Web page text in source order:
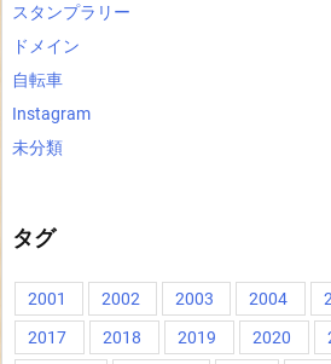
スタンプラリー
ドメイン
自転車
Instagram
未分類
タグ
2001 2002 2003 2004
2017
2018 2019 2020